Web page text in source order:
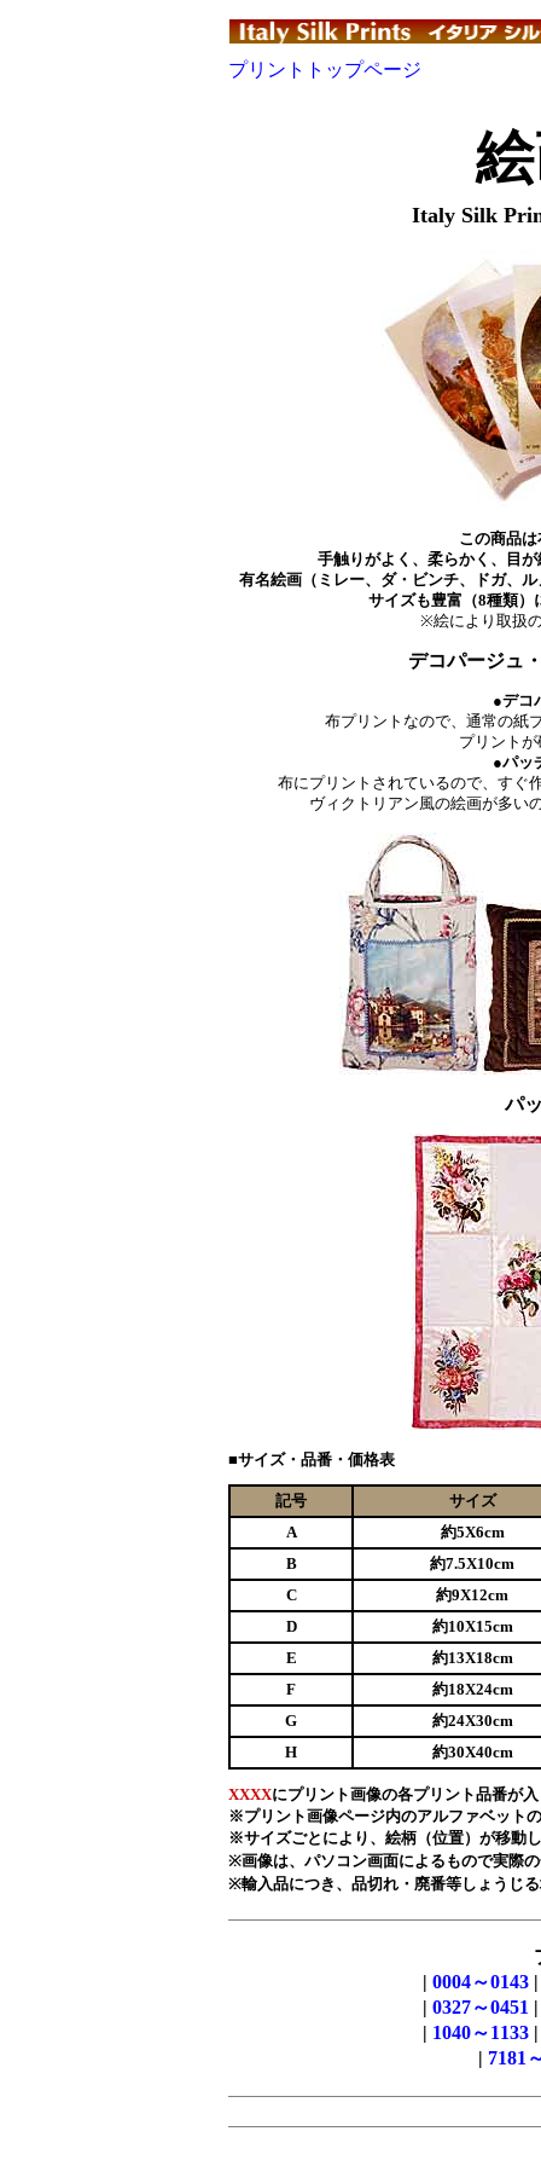
プリントトップページ
Italy Silk
この商品
手触りがよく、柔らかく、目
有名絵画（ミレー、ダ・ビンチ、ドガ、
サイズも豊富（8種類）
※絵により取扱
デコパージュ
●デコ
布プリントなので、通常の紙
プリント
●パッ
布にプリントされているので、すぐ
ヴィクトリアン風の絵画が多い
パ
■サイズ・品番・価格表
記号
サイズ
A
約5X6cm
B
約7.5X10cm
C
約9X12cm
D
約10X15cm
E
約13X18cm
F
約18X24cm
G
約24X30cm
H
約30X40cm
XXXXにプリント画像の各プリント品番が
※プリント画像ページ内のアルファベット
※サイズごとにより、絵柄（位置）が移動
※画像は、パソコン画面によるもので実際
※輸入品につき、品切れ・廃番等しょうじ
| 0004～0143
| 0327～0451
| 1040～1133
| 7181